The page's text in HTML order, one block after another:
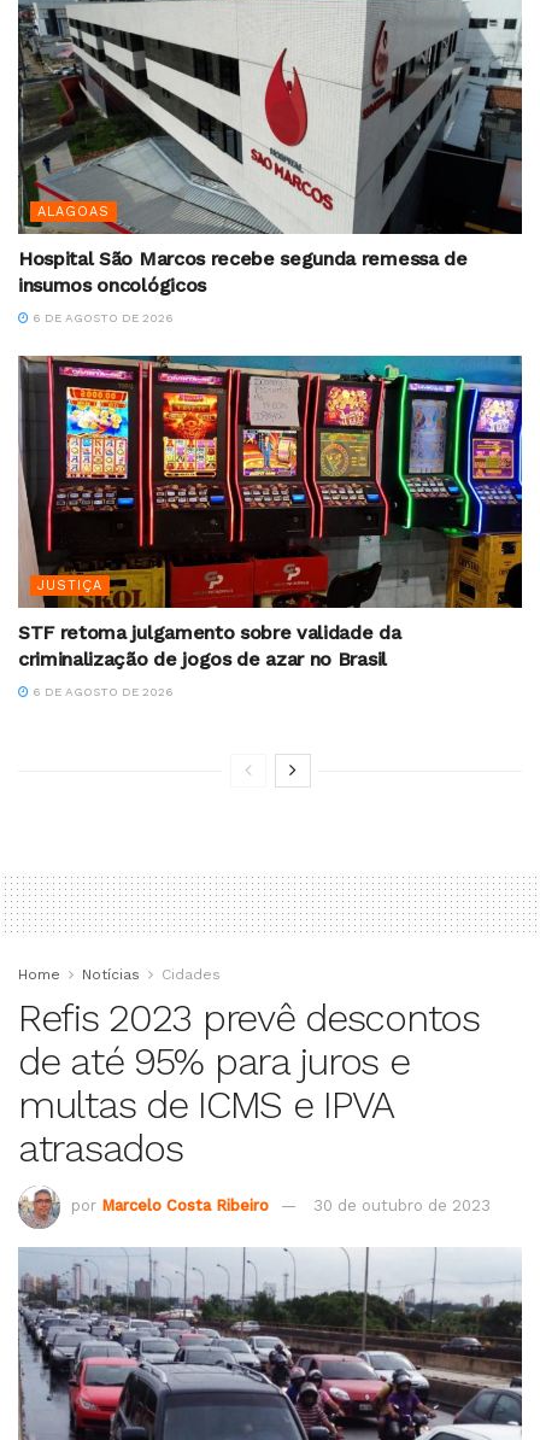
ALAGOAS
Hospital São Marcos recebe segunda remessa de
insumos oncológicos
6 DE AGOSTO DE 2026
JUSTIÇA
STF retoma julgamento sobre validade da
criminalização de jogos de azar no Brasil
6 DE AGOSTO DE 2026
Home Notícias Cidades
Refis 2023 prevê descontos
de até 95% para juros e
multas de ICMS e IPVA
atrasados
por Marcelo Costa Ribeiro 30 de outubro de 2023